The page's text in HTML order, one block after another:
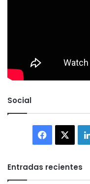
Social
Facebook
Entradas recientes